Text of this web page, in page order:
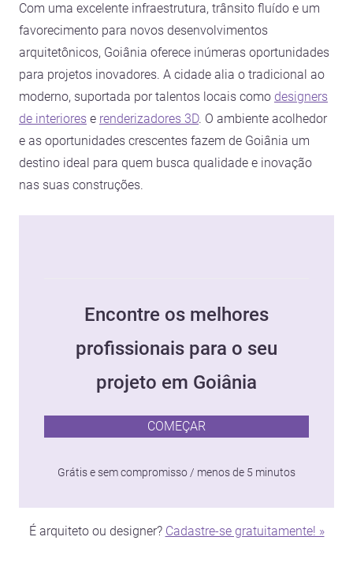
Com uma excelente infraestrutura, trânsito fluído e um
favorecimento para novos desenvolvimentos
arquitetônicos, Goiânia oferece inúmeras oportunidades
para projetos inovadores. A cidade alia o tradicional ao
moderno, suportada por talentos locais como designers
de interiores e renderizadores 3D. O ambiente acolhedor
e as oportunidades crescentes fazem de Goiânia um
destino ideal para quem busca qualidade e inovação
nas suas construções.
Encontre os melhores
profissionais para o seu
projeto em Goiânia
COMEÇAR
Grátis e sem compromisso / menos de 5 minutos
É arquiteto ou designer? Cadastre-se gratuitamente! »